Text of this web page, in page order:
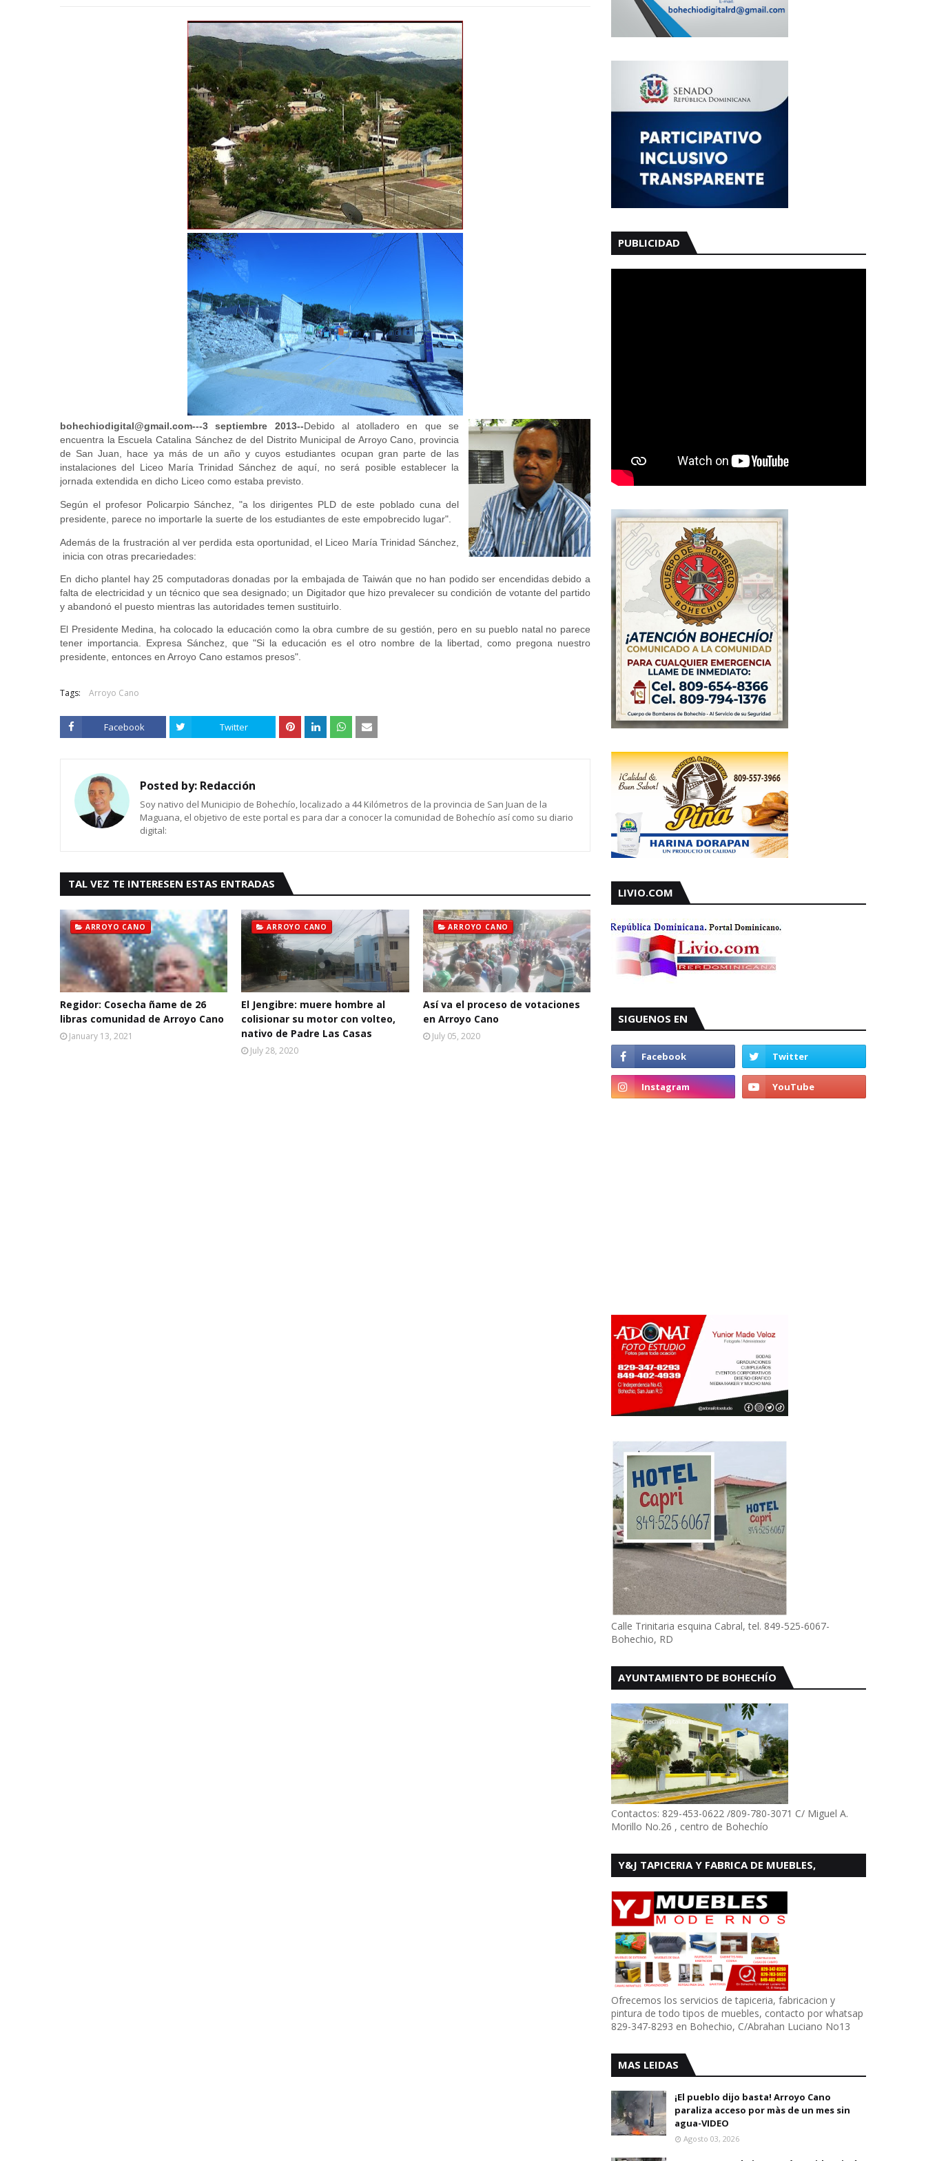
bohechiodigital@gmail.com---3 septiembre 2013--Debido al atolladero en que se
encuentra la Escuela Catalina Sánchez de del Distrito Municipal de Arroyo Cano, provincia
de San Juan, hace ya más de un año y cuyos estudiantes ocupan gran parte de las
instalaciones del Liceo María Trinidad Sánchez de aquí, no será posible establecer la
jornada extendida en dicho Liceo como estaba previsto.
Según el profesor Policarpio Sánchez, "a los dirigentes PLD de este poblado cuna del
presidente, parece no importarle la suerte de los estudiantes de este empobrecido lugar".
Además de la frustración al ver perdida esta oportunidad, el Liceo María Trinidad Sánchez,
inicia con otras precariedades:
En dicho plantel hay 25 computadoras donadas por la embajada de Taiwán que no han podido ser encendidas debido a
falta de electricidad y un técnico que sea designado; un Digitador que hizo prevalecer su condición de votante del partido
y abandonó el puesto mientras las autoridades temen sustituirlo.
El Presidente Medina, ha colocado la educación como la obra cumbre de su gestión, pero en su pueblo natal no parece
tener importancia. Expresa Sánchez, que "Si la educación es el otro nombre de la libertad, como pregona nuestro
presidente, entonces en Arroyo Cano estamos presos".
Tags: Arroyo Cano
Facebook Twitter
Posted by: Redacción
Soy nativo del Municipio de Bohechío, localizado a 44 Kilómetros de la provincia de San Juan de la
Maguana, el objetivo de este portal es para dar a conocer la comunidad de Bohechío así como su diario
digital:
TAL VEZ TE INTERESEN ESTAS ENTRADAS
ARROYO CANO
Regidor: Cosecha ñame de 26
libras comunidad de Arroyo Cano
January 13, 2021
ARROYO CANO
El Jengibre: muere hombre al
colisionar su motor con volteo,
nativo de Padre Las Casas
July 28, 2020
ARROYO CANO
Así va el proceso de votaciones
en Arroyo Cano
July 05, 2020
PUBLICIDAD
LIVIO.COM
SIGUENOS EN
Calle Trinitaria esquina Cabral, tel. 849-525-6067-
Bohechio, RD
AYUNTAMIENTO DE BOHECHÍO
Contactos: 829-453-0622 /809-780-3071 C/ Miguel A.
Morillo No.26 , centro de Bohechío
Y&J TAPICERIA Y FABRICA DE MUEBLES,
Ofrecemos los servicios de tapiceria, fabricacion y
pintura de todo tipos de muebles, contacto por whatsap
829-347-8293 en Bohechio, C/Abrahan Luciano No13
MAS LEIDAS
¡El pueblo dijo basta! Arroyo Cano
paraliza acceso por màs de un mes sin
agua-VIDEO
Agosto 03, 2026